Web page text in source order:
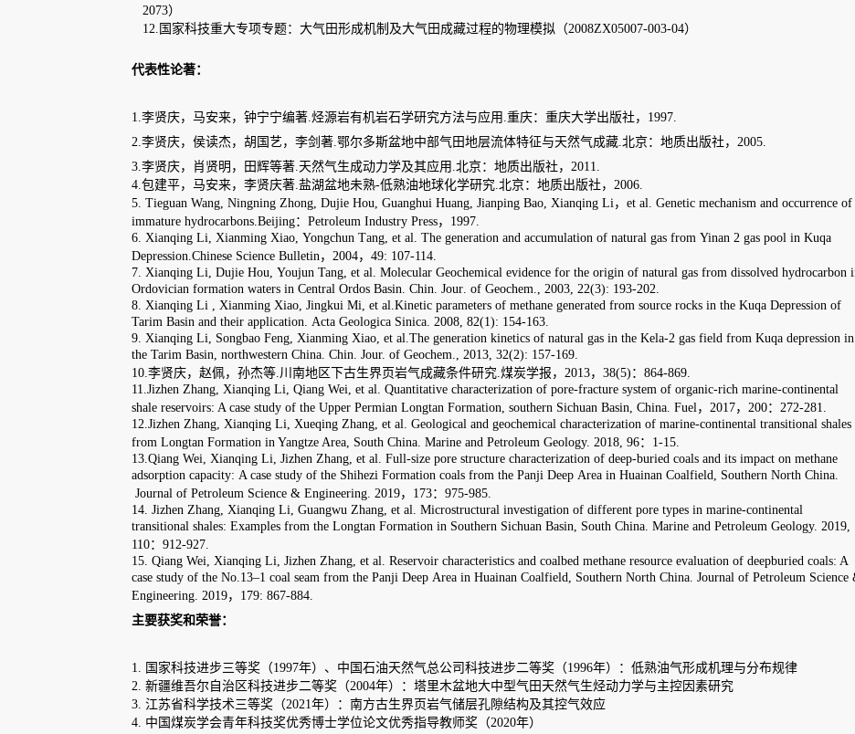
12.国家科技重大专项专题：大气田形成机制及大气田成藏过程的物理模拟（2008ZX05007-003-04）
钟宁宁编著.烃源岩有机岩石学研究方法与应用.重庆：重庆大学出版社，1997.
李贤庆，侯读杰，胡国艺，李剑著.鄂尔多斯盆地中部气田地层流体特征与天然气成藏.北京：地质出版社，2005.
李贤庆，肖贤明，田辉等著.天然气生成动力学及其应用.北京：地质出版社，2011.
包建平，马安来，李贤庆著.盐湖盆地未熟-低熟油地球化学研究.北京：地质出版社，2006.
Tieguan Wang, Ningning Zhong, Dujie Hou, Guanghui Huang, Jianping Bao, Xianqing Li ，et al.Geneticmechanism andoccurrence of
Beijing：Petroleum Industry Press ，1997.
, Xianming X iao, Yongchun Tang,et al. Thegeneration andaccumulation ofnatural gas fromYinan 2gaspool in Kuqa
Chinese Science Bulletin，2004， 49: 107-114.
Xianqing Li, Dujie Hou,Youjun Tang, et al. Molecular Geochemical evidence for the origin of natural gasfrom dissolved hydrocarbon in
Ordovician formation watersin Central Ordos Basin. Chin .Jour.of Geochem., 2003, 22(3): 193-202.
Xianqing Li , Xianming Xiao, Jingkui Mi, et al.Kinetic parameters of methane generated from source rocks in the Kuqa Depression of
Tarim Basin and their application. Acta Geologica Sinica. 2008,82(1): 154-163.
Xianqing Li, Songbao Feng, Xianming Xiao, et al.The generationkinetics ofnaturalgas in the Kela-2g asfield from Kuqadepression in
orthwestern China . Chin. Jour. of Geochem., 2013, 32(2): 157-169.
李贤庆，赵佩，孙杰等.川南地区下古生界页岩气成藏条件研究.煤炭学报，2013，38(5)：864-869.
Jizhen Zhang, Xianqing Li,Qiang Wei,et al. Quantitative characterization of pore-fracture system of organic-rich marine-continental
shale reservoirs: A case study of the Upper Permian Longtan Formation,southern Sichuan Basin, China. Fuel，2017 ，200：272-281.
Jizhen Zhang, Xianqing Li, Xueqing Zhang,et al. Geological and geochemical characterization ofmarine-continentaltransitionalshales
in Yangtze Area, South China. Marine and Petroleum Geology. 2018,96：1-15.
Xianqing Li, Jizhen Zhang, et al. Full-size pore structure characterization of deep-buried coals and its impact on methane
A case study of the Shihezi Formation coals fromthe PanjiDeepArea in HuainanCoalfield, Southern North China.
Science & Engineering. 2019，173：975-985.
Jizhen Zhang, Xianqing Li, Guangwu Zhang,et al. Microstructural investigation of different pore types in marine-continental
: Examples fromthe Longtan Formationin Southern Sichuan Basin, South China. Marine and Petroleum Geology. 2019,
Xianqing Li, Jizhen Zhang, et al. Reservoir characteristics and coalbed methane resource evaluation of deepburied coals: A
1 coal seam from the Panji Deep Area in Huainan Coalfield, Southern North China.Journal of PetroleumScience &
179: 867-884.
（1997年）、中国石油天然气总公司科技进步二等奖（1996年）：低熟油气形成机理与分布规律
2. 新疆维吾尔自治区科技进步二等奖（2004年）：塔里木盆地大中型气田天然气生烃动力学与主控因素研究
3. 江苏省科学技术三等奖（2021年）：南方古生界页岩气储层孔隙结构及其控气效应
4. 中国煤炭学会青年科技奖优秀博士学位论文优秀指导教师奖（2020年）